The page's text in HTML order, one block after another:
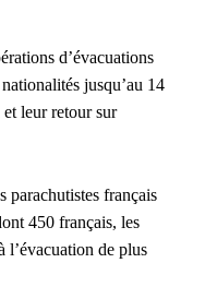
d’évacuations
jusqu’au 14
leur retour sur
parachutistes français
450 français, les
l’évacuation de plus